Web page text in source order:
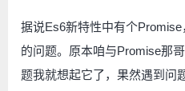
据说Es6新特性中有个
的问题。原本咱与Promise那
题我就想起它了，果然遇到问